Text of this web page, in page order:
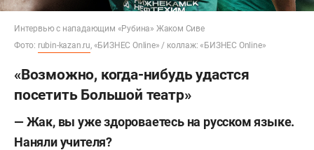
Интервью с нападающим «Рубина» Жаком Сиве
Фото: rubin-kazan.ru , «БИЗНЕС Online» / коллаж: «БИЗНЕС Online»
«Возможно, когда-нибудь удастся
посетить Большой театр»
— Жак, вы уже здороваетесь на русском языке.
Наняли учителя?